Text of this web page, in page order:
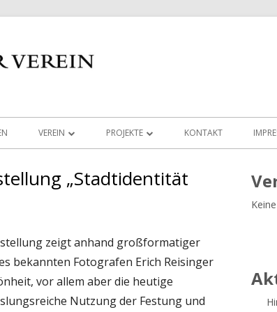
VEREIN
ARBEITSGRUPPEN
RESTAURIERUNG
VORSTAND UND BEIRAT
SATZUNG DES HISTORISCHEN VEREINS
INGOLSTADT
PROJEKTE
VOR UNSERER HAUSTÜRE
100 TÜRME PROJEKT
BUCHEMPFEHLUNGEN
KONTAKT
„Stadtidentität
zeigt anhand großformatiger
bekannten Fotografen Erich Reisinger
vor allem aber die heutige
Nutzung der Festung und